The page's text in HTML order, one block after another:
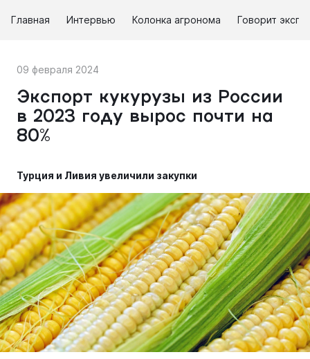
Главная Интервью Колонка агронома Говорит
09 февраля 2024
Экспорт кукурузы из России
в 2023 году вырос почти на
80%
Турция и Ливия увеличили закупки